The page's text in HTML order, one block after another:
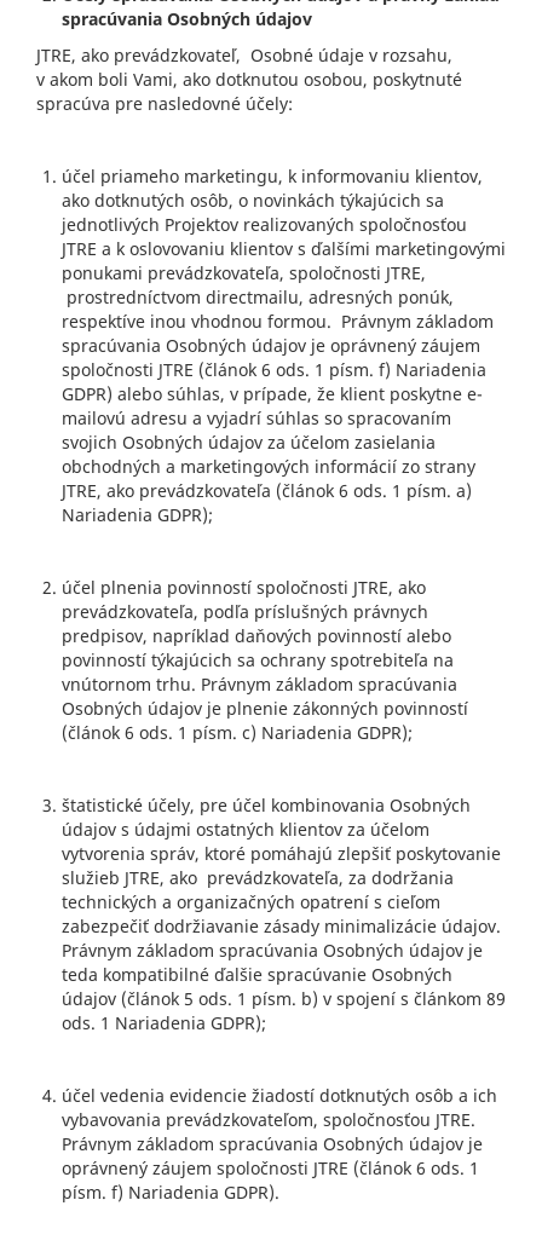
spracúvania Osobných údajov
JTRE, ako prevádzkovateľ, Osobné údaje v rozsahu,
v akom boli Vami, ako dotknutou osobou, poskytnuté
spracúva pre nasledovné účely:
účel priameho marketingu, k informovaniu klientov,
ako dotknutých osôb, o novinkách týkajúcich sa
jednotlivých Projektov realizovaných spoločnosťou
JTRE a k oslovovaniu klientov s ďalšími marketingovými
ponukami prevádzkovateľa, spoločnosti JTRE,
prostredníctvom directmailu, adresných ponúk,
respektíve inou vhodnou formou. Právnym základom
spracúvania Osobných údajov je oprávnený záujem
spoločnosti JTRE (článok 6 ods. 1 písm. f) Nariadenia
GDPR) alebo súhlas, v prípade, že klient poskytne e-
mailovú adresu a vyjadrí súhlas so spracovaním
svojich Osobných údajov za účelom zasielania
obchodných a marketingových informácií zo strany
JTRE, ako prevádzkovateľa (článok 6 ods. 1 písm. a)
Nariadenia GDPR);
účel plnenia povinností spoločnosti JTRE, ako
prevádzkovateľa, podľa príslušných právnych
predpisov, napríklad daňových povinností alebo
povinností týkajúcich sa ochrany spotrebiteľa na
vnútornom trhu. Právnym základom spracúvania
Osobných údajov je plnenie zákonných povinností
(článok 6 ods. 1 písm. c) Nariadenia GDPR);
štatistické účely, pre účel kombinovania Osobných
údajov s údajmi ostatných klientov za účelom
vytvorenia správ, ktoré pomáhajú zlepšiť poskytovanie
služieb JTRE, ako prevádzkovateľa, za dodržania
technických a organizačných opatrení s cieľom
zabezpečiť dodržiavanie zásady minimalizácie údajov.
Právnym základom spracúvania Osobných údajov je
teda kompatibilné ďalšie spracúvanie Osobných
údajov (článok 5 ods. 1 písm. b) v spojení s článkom 89
ods. 1 Nariadenia GDPR);
účel vedenia evidencie žiadostí dotknutých osôb a ich
vybavovania prevádzkovateľom, spoločnosťou JTRE.
Právnym základom spracúvania Osobných údajov je
oprávnený záujem spoločnosti JTRE (článok 6 ods. 1
písm. f) Nariadenia GDPR).